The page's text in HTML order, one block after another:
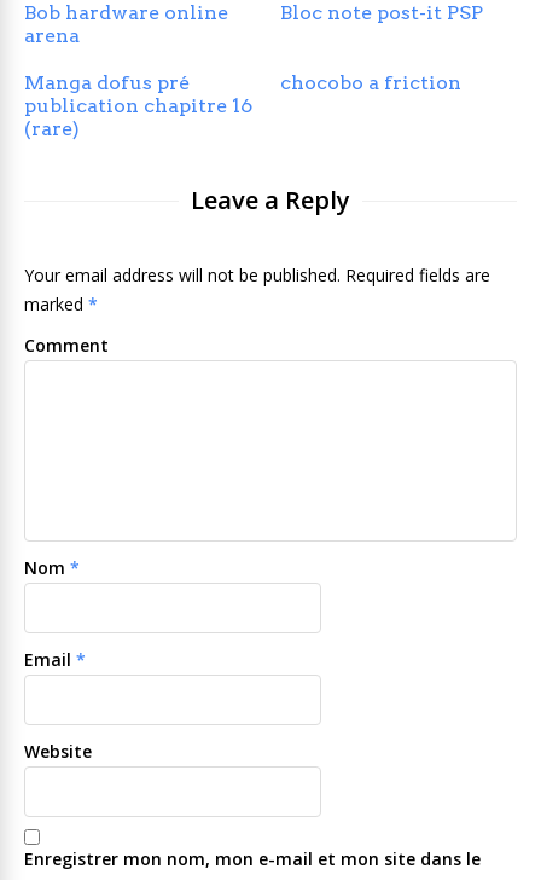
Bob hardware online
arena
Bloc note post-it PSP
Manga dofus pré
publication chapitre 16
(rare)
chocobo a friction
Leave a Reply
Your email address will not be published. Required fields are
marked *
Comment
Nom *
Email *
Website
Enregistrer mon nom, mon e-mail et mon site dans le